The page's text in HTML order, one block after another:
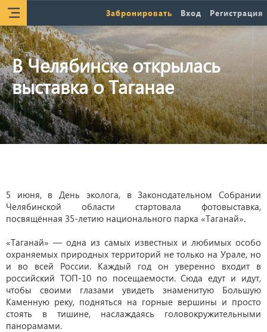
Забронировать Вход Регистрация
В Челябинске открылась
выставка о Таганае
5 июня, в День эколога, в Законодательном Собрании
Челябинской области стартовала фотовыставка,
посвящённая 35-летию национального парка «Таганай».
«Таганай» — одна из самых известных и любимых особо
охраняемых природных территорий не только на Урале, но
и во всей России. Каждый год он уверенно входит в
российский ТОП-10 по посещаемости. Сюда едут и идут,
чтобы своими глазами увидеть знаменитую Большую
Каменную реку, подняться на горные вершины и просто
стоять в тишине, наслаждаясь головокружительными
панорамами.